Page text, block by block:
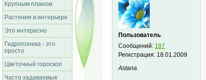
Крупным планом
Растения в интерьере
Это интересно
Гидропоника - это
просто
Цветочный гороскоп
Часто задаваемые
Пользователь
Сообщений: 187
Регистрация: 18.01.2009
Astana